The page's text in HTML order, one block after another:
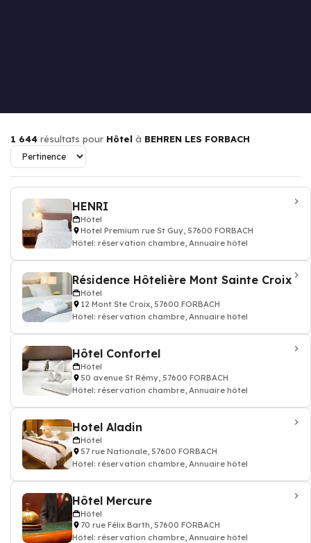
1 644 résultats pour Hôtel à BEHREN LES FORBACH
HENRI
Hôtel
Hotel Premium rue St Guy, 57600 FORBACH
Hôtel: réservation chambre, Annuaire hôtel
Résidence Hôtelière Mont Sainte Croix
Hôtel
12 Mont Ste Croix, 57600 FORBACH
Hôtel: réservation chambre, Annuaire hôtel
Hôtel Confortel
Hôtel
50 avenue St Rémy, 57600 FORBACH
Hôtel: réservation chambre, Annuaire hôtel
Hotel Aladin
Hôtel
57 rue Nationale, 57600 FORBACH
Hôtel: réservation chambre, Annuaire hôtel
Hôtel Mercure
Hôtel
70 rue Félix Barth, 57600 FORBACH
Hôtel: réservation chambre, Annuaire hôtel